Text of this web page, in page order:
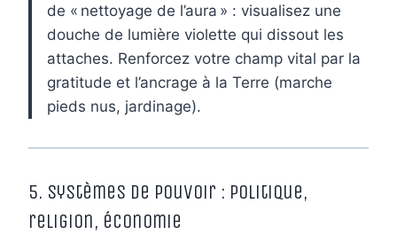
de « nettoyage de l’aura » : visualisez une
douche de lumière violette qui dissout les
attaches. Renforcez votre champ vital par la
gratitude et l’ancrage à la Terre (marche
pieds nus, jardinage).
5. Systèmes de pouvoir : politique,
religion, économie